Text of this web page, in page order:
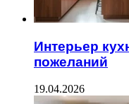
Интерьер
пожеланий
19.04.2026